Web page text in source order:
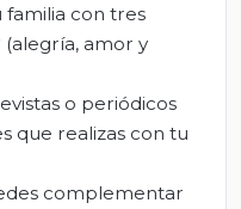
familia con tres
(alegría, amor y
o periódicos
que realizas con tu
complementar